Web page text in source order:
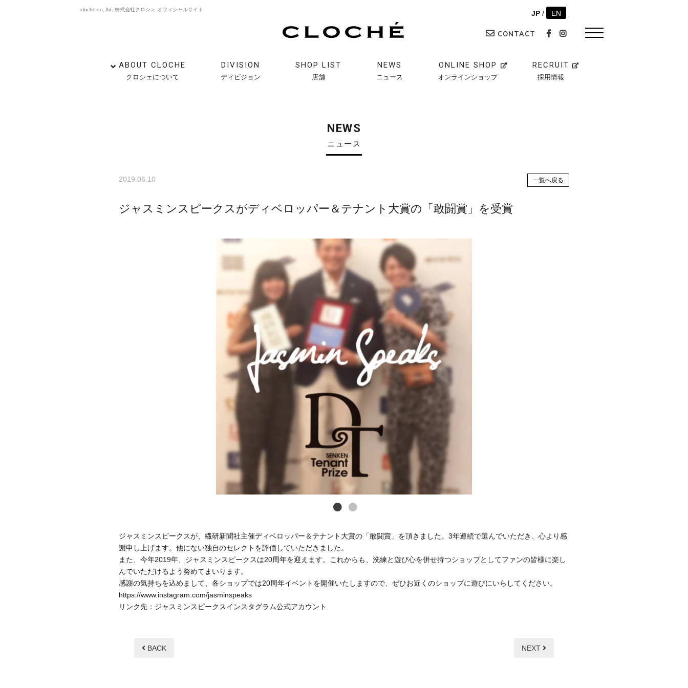
cloche co.,ltd. 株式会社クロシェ オフィシャルサイト JP / EN
CONTACT
ABOUT CLOCHE
クロシェについて
DIVISION
ディビジョン
SHOP LIST
店舗
NEWS
ニュース
ONLINE SHOP
オンラインショップ
RECRUIT
採用情報
NEWS
ニュース
2019.06.10 一覧へ戻る
ジャスミンスピークスがディベロッパー＆テナント大賞の「敢闘賞」を受賞
ジャスミンスピークスが、繊研新聞社主催ディベロッパー＆テナント大賞の「敢闘賞」を頂きました。3年連続で選んでいただき、心より感
謝申し上げます。他にない独自のセレクトを評価していただきました。
また、今年2019年、ジャスミンスピークスは20周年を迎えます。これからも、洗練と遊び心を併せ持つショップとしてファンの皆様に楽し
んでいただけるよう努めてまいります。
感謝の気持ちを込めまして、各ショップでは20周年イベントを開催いたしますので、ぜひお近くのショップに遊びにいらしてください。
https://www.instagram.com/jasminspeaks
リンク先：ジャスミンスピークスインスタグラム公式アカウント
BACK NEXT